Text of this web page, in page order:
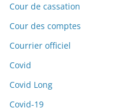
Cour de cassation
Cour des comptes
Courrier officiel
Covid
Covid Long
Covid-19